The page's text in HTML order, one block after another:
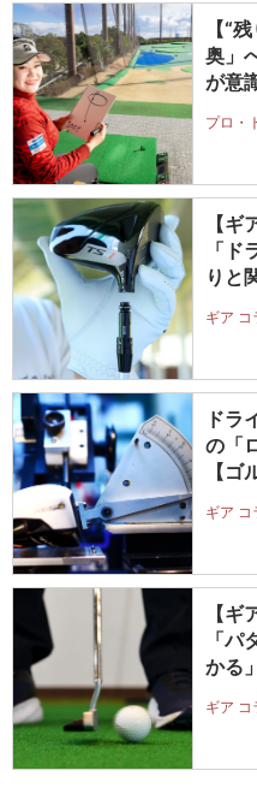
【“
奥」
が意
プロ・
【
「
りと
ギア コ
ドラ
の「
【ゴ
ギア コ
【
「
かる」
ギア コ